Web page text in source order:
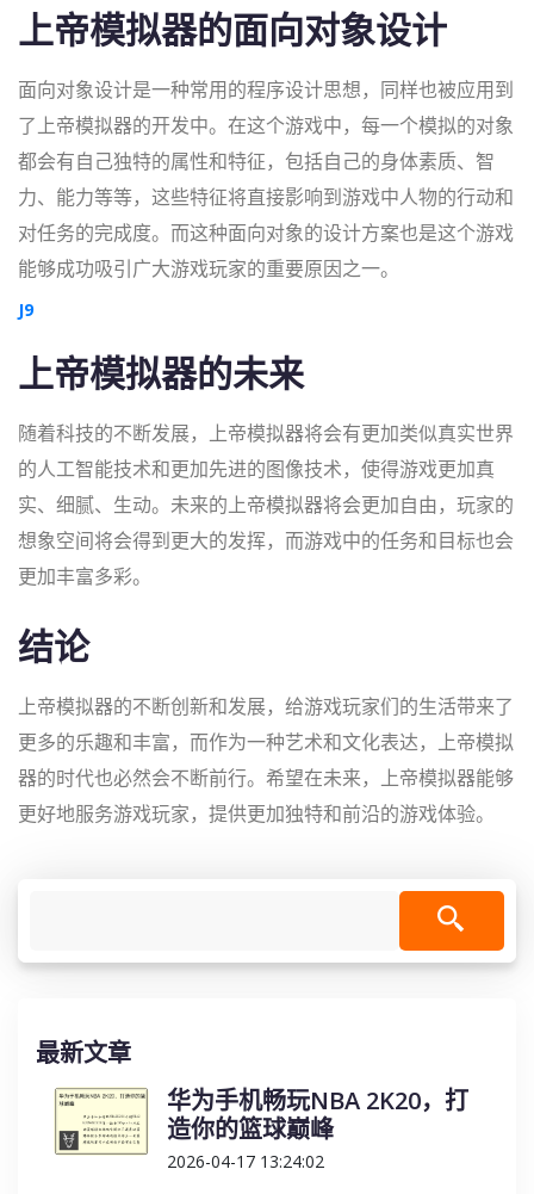
上帝模拟器的面向对象设计
面向对象设计是一种常用的程序设计思想，同样也被应用到
了上帝模拟器的开发中。在这个游戏中，每一个模拟的对象
都会有自己独特的属性和特征，包括自己的身体素质、智
力、能力等等，这些特征将直接影响到游戏中人物的行动和
对任务的完成度。而这种面向对象的设计方案也是这个游戏
能够成功吸引广大游戏玩家的重要原因之一。
J9
上帝模拟器的未来
随着科技的不断发展，上帝模拟器将会有更加类似真实世界
的人工智能技术和更加先进的图像技术，使得游戏更加真
实、细腻、生动。未来的上帝模拟器将会更加自由，玩家的
想象空间将会得到更大的发挥，而游戏中的任务和目标也会
更加丰富多彩。
结论
上帝模拟器的不断创新和发展，给游戏玩家们的生活带来了
更多的乐趣和丰富，而作为一种艺术和文化表达，上帝模拟
器的时代也必然会不断前行。希望在未来，上帝模拟器能够
更好地服务游戏玩家，提供更加独特和前沿的游戏体验。
最新文章
华为手机畅玩NBA 2K20，打
造你的篮球巅峰
2026-04-17 13:24:02